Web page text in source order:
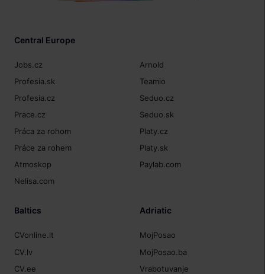
Central Europe
Jobs.cz
Profesia.sk
Profesia.cz
Prace.cz
Práca za rohom
Práce za rohem
Atmoskop
Nelisa.com
Arnold
Teamio
Seduo.cz
Seduo.sk
Platy.cz
Platy.sk
Paylab.com
Baltics
CVonline.lt
CV.lv
CV.ee
Adriatic
MojPosao
MojPosao.ba
Vrabotuvanje